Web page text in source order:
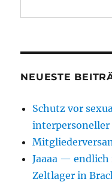
NEUESTE
Schutz vor
interpersoneller
Jaaaa — endlich
Zeltlager in